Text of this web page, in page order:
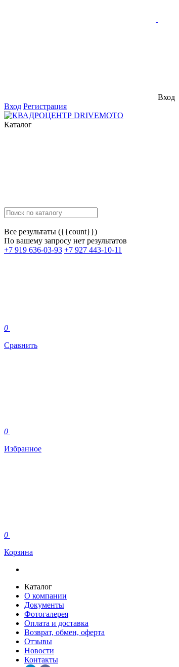
Вход
Вход Регистрация
Каталог
Все результаты ({{count}})
По вашему запросу нет результатов
+7 919 636-03-93 +7 927 443-10-11
0
Сравнить
0
Избранное
0
Корзина
Каталог
О компании
Документы
Фотогалерея
Оплата и доставка
Возврат, обмен, оферта
Отзывы
Новости
Контакты